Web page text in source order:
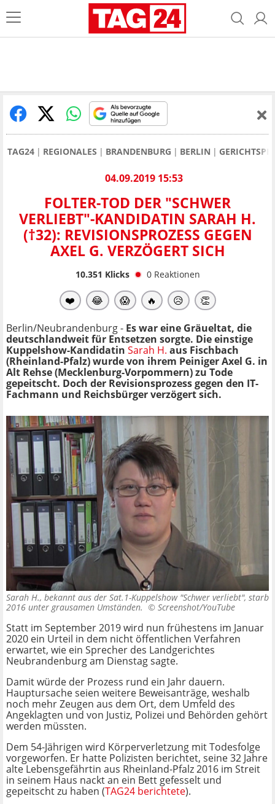
TAG24 REGIONALES BRANDENBURG BERLIN
04.09.2019 15:53
FOLTER-TOD DER "SCHWER
VERLIEBT"-KANDIDATIN SARAH H.
(†32): REVISIONSPROZESS GEGEN
AXEL G. VERZÖGERT SICH
10.351 Klicks 0 Reaktionen
❤️ 😂 😱 🔥 😥 👏
Berlin/Neubrandenburg - Es war eine Gräueltat, die
deutschlandweit für Entsetzen sorgte. Die einstige
Kuppelshow-Kandidatin Sarah H. aus Fischbach
(Rheinland-Pfalz) wurde von ihrem Peiniger Axel G. in
Alt Rehse (Mecklenburg-Vorpommern) zu Tode
gepeitscht. Doch der Revisionsprozess gegen den IT-
Fachmann und Reichsbürger verzögert sich.
Sarah H., bekannt aus der Sat.1-Kuppelshow "Schwer verliebt", starb
2016 unter grausamen Umständen. © Screenshot/YouTube
Statt im September 2019 wird nun frühestens im Januar
2020 ein Urteil in dem nicht öffentlichen Verfahren
erwartet, wie ein Sprecher des Landgerichtes
Neubrandenburg am Dienstag sagte.
Damit würde der Prozess rund ein Jahr dauern.
Hauptursache seien weitere Beweisanträge, weshalb
noch mehr Zeugen aus dem Ort, dem Umfeld des
Angeklagten und von Justiz, Polizei und Behörden gehört
werden müssten.
Dem 54-Jährigen wird Körperverletzung mit Todesfolge
vorgeworfen. Er hatte Polizisten berichtet, seine 32 Jahre
alte Lebensgefährtin aus Rheinland-Pfalz 2016 im Streit
in seinem Haus nackt an ein Bett gefesselt und
gepeitscht zu haben (TAG24 berichtete).